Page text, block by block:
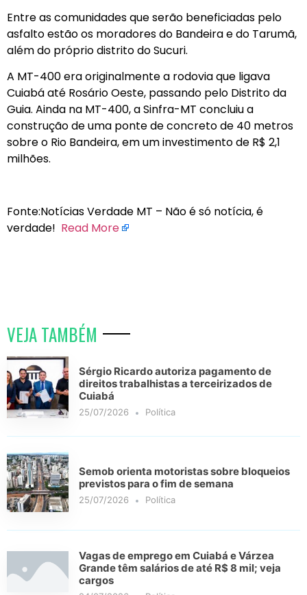
Entre as comunidades que serão beneficiadas pelo
asfalto estão os moradores do Bandeira e do Tarumã,
além do próprio distrito do Sucuri.
A MT-400 era originalmente a rodovia que ligava
Cuiabá até Rosário Oeste, passando pelo Distrito da
Guia. Ainda na MT-400, a Sinfra-MT concluiu a
construção de uma ponte de concreto de 40 metros
sobre o Rio Bandeira, em um investimento de R$ 2,1
milhões.
Fonte:Notícias Verdade MT – Não é só notícia, é
verdade! Read More
VEJA TAMBÉM
Sérgio Ricardo autoriza pagamento de
direitos trabalhistas a terceirizados de
Cuiabá
25/07/2026 Política
Semob orienta motoristas sobre bloqueios
previstos para o fim de semana
25/07/2026 Política
Vagas de emprego em Cuiabá e Várzea
Grande têm salários de até R$ 8 mil; veja
cargos